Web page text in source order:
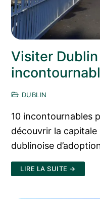
Visiter Dublin
DUBLIN
10 incontournables
découvrir la capitale
dublinoise
LIRE LA SUITE →